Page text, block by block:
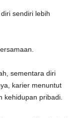
sendiri lebih
sementara diri
karier menuntut
kehidupan pribadi.